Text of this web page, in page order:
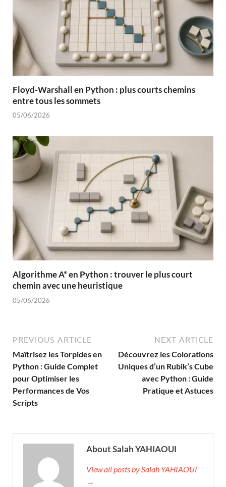
Floyd-Warshall en Python : plus courts chemins
entre tous les sommets
05/06/2026
Algorithme A* en Python : trouver le plus court
chemin avec une heuristique
05/06/2026
PREVIOUS ARTICLE
Maîtrisez les Torpides en
Python : Guide Complet
pour Optimiser les
Performances de Vos
Scripts
NEXT ARTICLE
Découvrez les Colorations
Uniques d’un Rubik’s Cube
avec Python : Guide
Pratique et Astuces
About Salah YAHIAOUI
View all posts by Salah YAHIAOUI
→